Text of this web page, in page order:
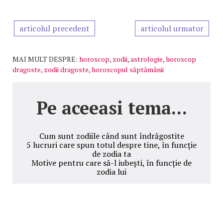
articolul precedent articolul urmator
MAI MULT DESPRE: horoscop, zodii,astrologie,horoscop
dragoste, zodii dragoste,horoscopul săptămânii
Pe aceeasi tema...
Cum sunt zodiile când sunt îndrăgostite
5 lucruri care spun totul despre tine, în funcție
de zodia ta
Motive pentru care să-l iubești, în funcție de
zodia lui